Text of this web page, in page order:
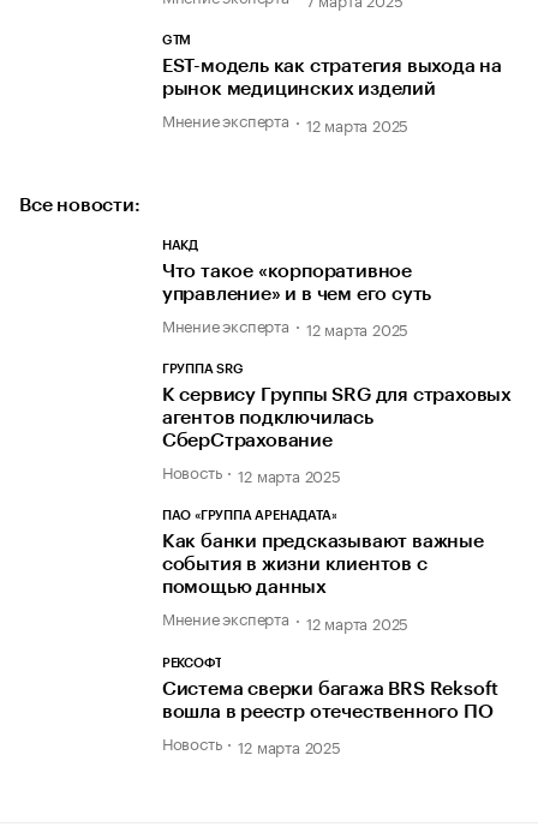
GTM
EST-модель как стратегия выхода на
рынок медицинских изделий
Мнение эксперта 12 марта 2025
Все новости:
НАКД
Что такое «корпоративное
управление» и в чем его суть
Мнение эксперта 12 марта 2025
ГРУППА SRG
К сервису Группы SRG для страховых
агентов подключилась
СберСтрахование
Новость 12 марта 2025
ПАО «ГРУППА АРЕНАДАТА»
Как банки предсказывают важные
события в жизни клиентов с
помощью данных
Мнение эксперта 12 марта 2025
РЕКСОФТ
Система сверки багажа BRS Reksoft
вошла в реестр отечественного ПО
Новость 12 марта 2025